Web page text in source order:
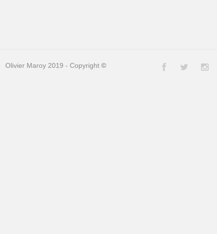
Olivier Maroy 2019 - Copyright©